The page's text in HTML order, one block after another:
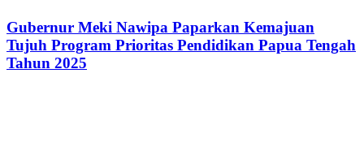
Gubernur Meki Nawipa Paparkan Kemajuan
Tujuh Program Prioritas Pendidikan Papua Tengah
Tahun 2025